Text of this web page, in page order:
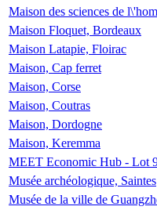
Maison des sciences de
Maison Floquet, Bordeaux
Maison Latapie, Floirac
Maison, Cap ferret
Maison, Corse
Maison, Coutras
Maison, Dordogne
Maison, Keremma
MEET Economic Hub - Lot
Musée archéologique, Saintes
Musée de la ville de